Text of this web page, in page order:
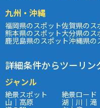
九州・沖縄
福岡県のスポット佐賀県のス
熊本県のスポット大分県のス
鹿児島県のスポット沖縄県の
詳細条件からツーリン
ジャンル
絶景スポット 絶景ロード
山｜高原 湖｜川｜滝